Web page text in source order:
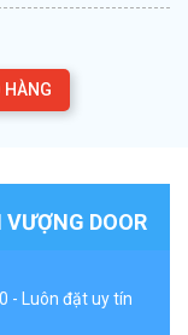
HÀNG
DOOR
- Luôn đặt uy tín